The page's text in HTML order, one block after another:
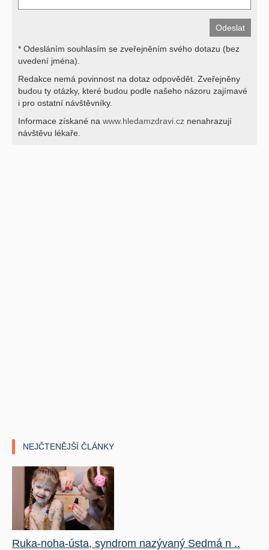
* Odesláním souhlasím se zveřejněním svého dotazu (bez
uvedení jména).
Redakce nemá povinnost na dotaz odpovědět. Zveřejněny
budou ty otázky, které budou podle našeho názoru zajímavé
i pro ostatní návštěvníky.
Informace získané na www.hledamzdravi.cz nenahrazují
návštěvu lékaře.
NEJČTENĚJŠÍ ČLÁNKY
Ruka-noha-ústa, syndrom nazývaný Sedmá n ..